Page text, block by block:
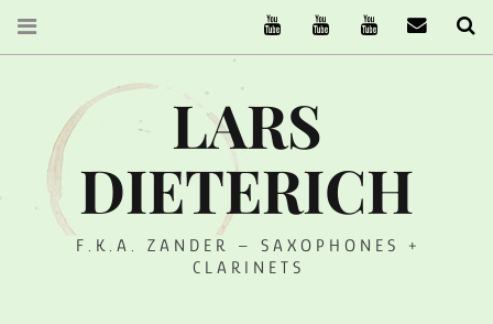
LARS
DIETERICH
F.K.A. ZANDER – SAXOPHONES +
CLARINETS
The Ruffcats on Youtube
Stereofysh on Youtube
Oneiro Nautix on
email